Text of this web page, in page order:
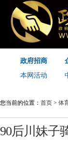
政府招商
本网活动
您当前的位置： 首页 > 体
90后川妹子